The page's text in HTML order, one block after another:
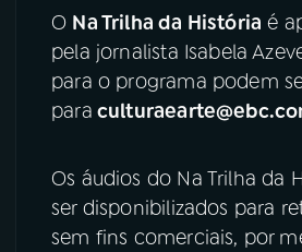
O Na Trilha da História é
pela jornalista Isabela
para o programa podem
para
Os áudios do Na Trilha da
ser disponibilizados para
sem fins comerciais, por